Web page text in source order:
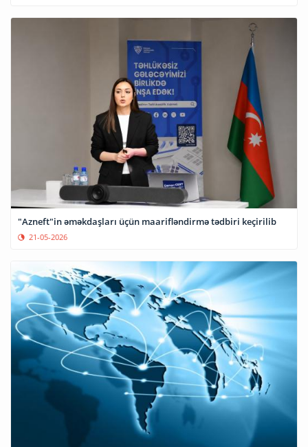
"Azneft"in əməkdaşları üçün maarifləndirmə tədbiri keçirilib
21-05-2026